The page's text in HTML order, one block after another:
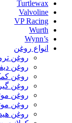
Turtlewax
Valvoline
VP Racing
Wurth
Wynn’s
انواع روغن
روغن
روغن
روغن
روغن
روغن
روغن
روغن